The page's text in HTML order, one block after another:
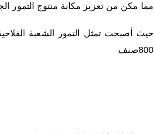
مما مكن من تعزيز مكانة منتوج التمور
800صنف